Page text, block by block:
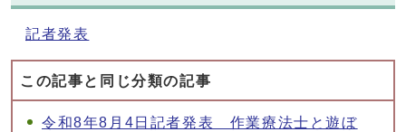
記者発表
この記事と同じ分類の記事
令和8年8月4日記者発表 作業療法士と遊ぼ